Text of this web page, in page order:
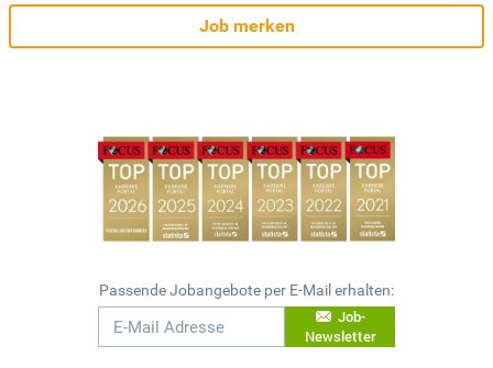
Job merken
Passende Jobangebote per E-Mail erhalten:
Job-
Newsletter